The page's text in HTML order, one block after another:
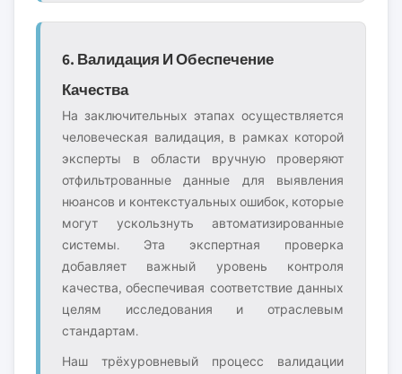
6. Валидация И Обеспечение
Качества
На заключительных этапах осуществляется
человеческая валидация, в рамках которой
эксперты в области вручную проверяют
отфильтрованные данные для выявления
нюансов и контекстуальных ошибок, которые
могут ускользнуть автоматизированные
системы. Эта экспертная проверка
добавляет важный уровень контроля
качества, обеспечивая соответствие данных
целям исследования и отраслевым
стандартам.
Наш трёхуровневый процесс валидации